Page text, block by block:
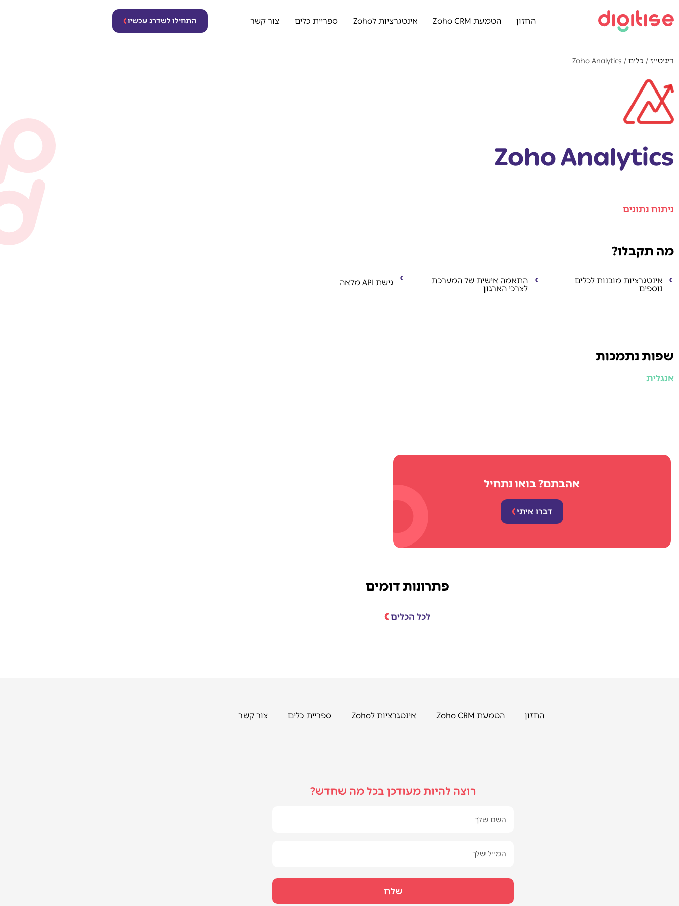
החזון הטמעת Zoho CRM אינטגרציות לZoho ספריית כלים צור קשר התחילו לשדרג עכשיו
דיגיטייז / כלים /
Zoho Analytics
Zoho Analytics
ניתוח נתונים
מה תקבלו?
אינטגרציות מובנות לכלים
נוספים
התאמה אישית של המערכת
לצרכי הארגון
גישת API מלאה
שפות נתמכות
אנגלית
אהבתם? בואו נתחיל
דברו איתי
פתרונות דומים
לכל הכלים
החזון הטמעת Zoho CRM אינטגרציות לZoho ספריית כלים צור קשר
רוצה להיות מעודכן בכל מה שחדש?